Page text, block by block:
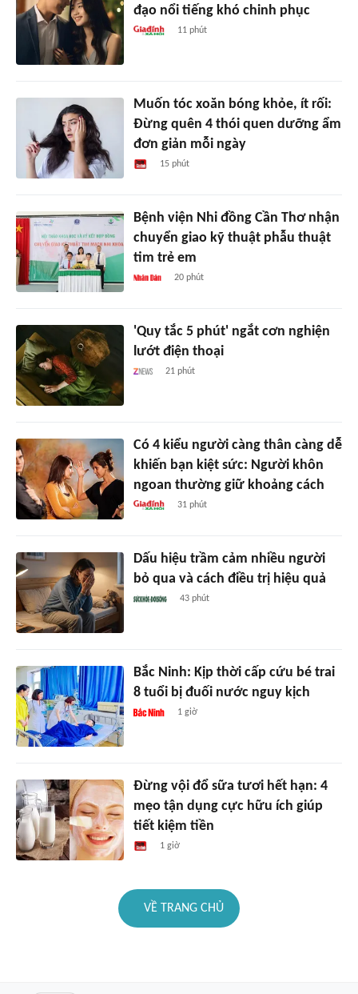
đạo nổi tiếng khó chinh phục
11 phút
Muốn tóc xoăn bóng khỏe, ít rối:
Đừng quên 4 thói quen dưỡng ẩm
đơn giản mỗi ngày
15 phút
Bệnh viện Nhi đồng Cần Thơ nhận
chuyển giao kỹ thuật phẫu thuật
tim trẻ em
20 phút
'Quy tắc 5 phút' ngắt cơn nghiện
lướt điện thoại
21 phút
Có 4 kiểu người càng thân càng dễ
khiến bạn kiệt sức: Người khôn
ngoan thường giữ khoảng cách
31 phút
Dấu hiệu trầm cảm nhiều người
bỏ qua và cách điều trị hiệu quả
43 phút
Bắc Ninh: Kịp thời cấp cứu bé trai
8 tuổi bị đuối nước nguy kịch
1 giờ
Đừng vội đổ sữa tươi hết hạn: 4
mẹo tận dụng cực hữu ích giúp
tiết kiệm tiền
1 giờ
VỀ TRANG CHỦ